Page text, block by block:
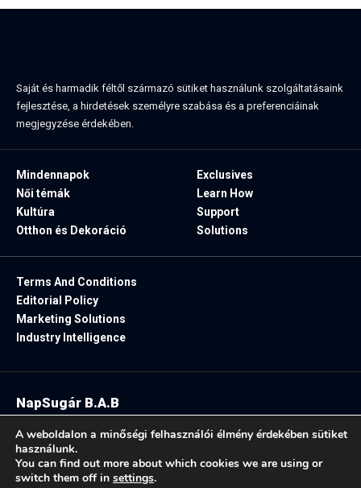
Saját és harmadik féltől származó sütiket használunk szolgáltatásaink
fejlesztése, a hirdetések személyre szabása és a preferenciáinak
megjegyzése érdekében.
Mindennapok
Női témák
Kultúra
Otthon és Dekoráció
Exclusives
Learn How
Support
Solutions
Terms And Conditions
Editorial Policy
Marketing Solutions
Industry Intelligence
Follow US:
NapSugár B.A.B
A weboldalon a minőségi felhasználói élmény érdekében sütiket
használunk.
You can find out more about which cookies we are using or
switch them off in settings.